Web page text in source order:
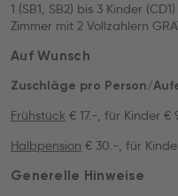
1 (SB1, SB2) bis 3 Kinder
Zimmer mit 2 Vollzahlern
Auf Wunsch
Zuschläge pro Person/
Frühstück € 17.-, für Kinder €
Halbpension € 30.-, für
Generelle Hinweise